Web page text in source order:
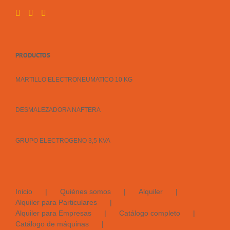
PRODUCTOS
MARTILLO ELECTRONEUMATICO 10 KG
DESMALEZADORA NAFTERA
GRUPO ELECTROGENO 3,5 KVA
Inicio Quiénes somos
Alquiler
Alquiler para Particulares
Alquiler para Empresas
Catálogo completo
Catálogo de máquinas